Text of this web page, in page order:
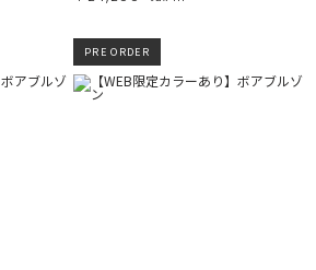
この条件で絞り込む
PRE ORDER